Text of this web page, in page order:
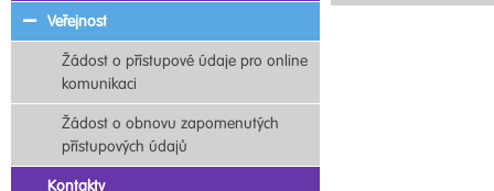
Veřejnost
Žádost o přístupové údaje pro online
komunikaci
Žádost o obnovu zapomenutých
přístupových údajů
Kontakty